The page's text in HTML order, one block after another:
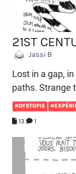
21ST
Jassi B
Lost in a gap,
paths. Strange
#DYSTOPIE
13 1